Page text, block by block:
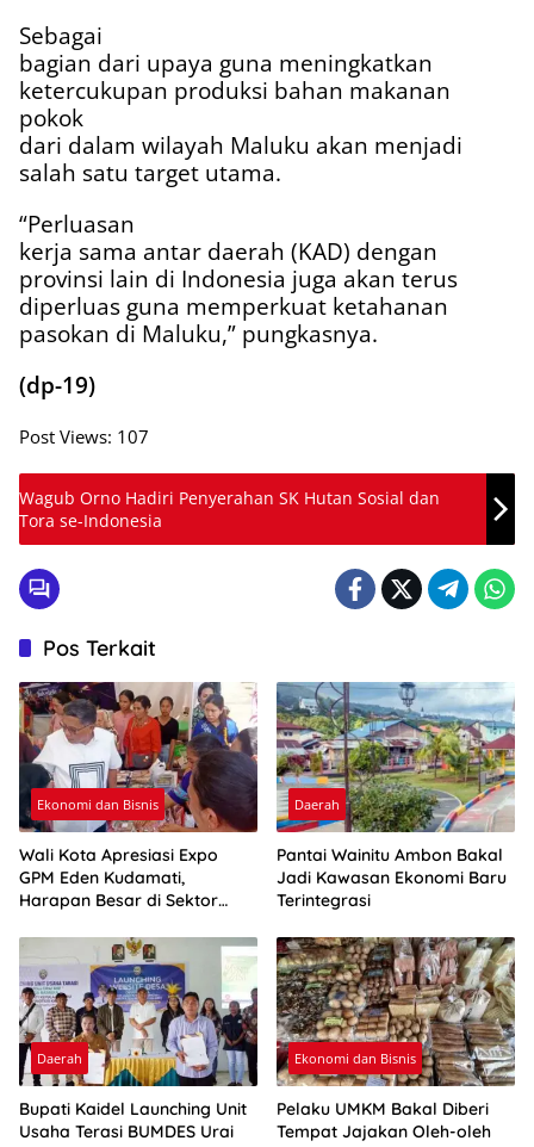
Sebagai
bagian dari upaya guna meningkatkan
ketercukupan produksi bahan makanan
pokok
dari dalam wilayah Maluku akan menjadi
salah satu target utama.
“Perluasan
kerja sama antar daerah (KAD) dengan
provinsi lain di Indonesia juga akan terus
diperluas guna memperkuat ketahanan
pasokan di Maluku,” pungkasnya.
(dp-19)
Post Views: 107
Wagub Orno Hadiri Penyerahan SK Hutan Sosial dan
Tora se-Indonesia
Pos Terkait
Ekonomi dan Bisnis
Wali Kota Apresiasi Expo
GPM Eden Kudamati,
Harapan Besar di Sektor
Daerah
Pantai Wainitu Ambon Bakal
Jadi Kawasan Ekonomi Baru
Terintegrasi
Daerah
Bupati Kaidel Launching Unit
Usaha Terasi BUMDES Urai
Ekonomi dan Bisnis
Pelaku UMKM Bakal Diberi
Tempat Jajakan Oleh-oleh